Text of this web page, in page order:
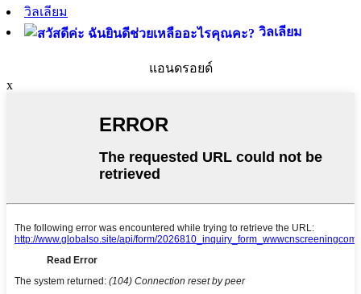
วิลเลียม
วิลเลียม
แอนดรอยด์
x